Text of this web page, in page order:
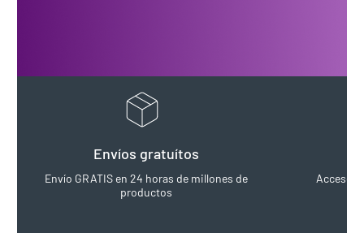
Envíos gratuítos
Envío GRATIS en 24 horas de millones de
productos
Acceso